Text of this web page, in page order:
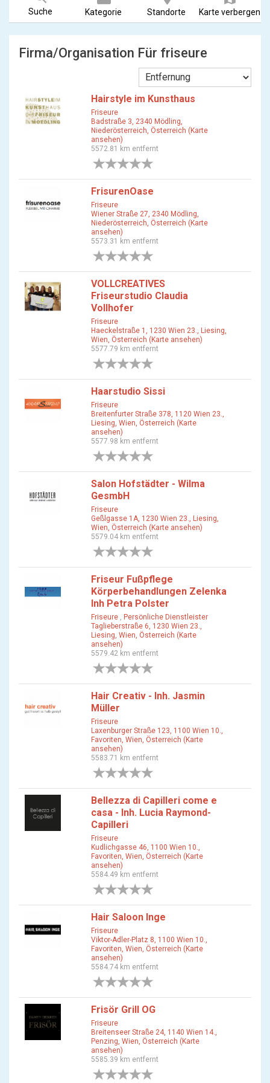
Suche Kategorie Standorte Karte verbergen
Firma/Organisation Für friseure
Hairstyle im Kunsthaus
Friseure
Badstraße 3, 2340 Mödling,
Niederösterreich, Österreich (Karte
ansehen)
5572.81 km entfernt
FrisurenOase
Friseure
Wiener Straße 27, 2340 Mödling,
Niederösterreich, Österreich (Karte
ansehen)
5573.31 km entfernt
VOLLCREATIVES
Friseurstudio Claudia
Vollhofer
Friseure
Haeckelstraße 1, 1230 Wien 23., Liesing,
Wien, Österreich (Karte ansehen)
5577.79 km entfernt
Haarstudio Sissi
Friseure
Breitenfurter Straße 378, 1120 Wien 23.,
Liesing, Wien, Österreich (Karte
ansehen)
5577.98 km entfernt
Salon Hofstädter - Wilma
GesmbH
Friseure
Geßlgasse 1A, 1230 Wien 23., Liesing,
Wien, Österreich (Karte ansehen)
5579.04 km entfernt
Friseur Fußpflege
Körperbehandlungen Zelenka
Inh Petra Polster
Friseure , Persönliche Dienstleister
Taglieberstraße 6, 1230 Wien 23.,
Liesing, Wien, Österreich (Karte
ansehen)
5579.42 km entfernt
Hair Creativ - Inh. Jasmin
Müller
Friseure
Laxenburger Straße 123, 1100 Wien 10.,
Favoriten, Wien, Österreich (Karte
ansehen)
5583.71 km entfernt
Bellezza di Capilleri come e
casa - Inh. Lucia Raymond-
Capilleri
Friseure
Kudlichgasse 46, 1100 Wien 10.,
Favoriten, Wien, Österreich (Karte
ansehen)
5584.49 km entfernt
Hair Saloon Inge
Friseure
Viktor-Adler-Platz 8, 1100 Wien 10.,
Favoriten, Wien, Österreich (Karte
ansehen)
5584.74 km entfernt
Frisör Grill OG
Friseure
Breitenseer Straße 24, 1140 Wien 14.,
Penzing, Wien, Österreich (Karte
ansehen)
5585.39 km entfernt